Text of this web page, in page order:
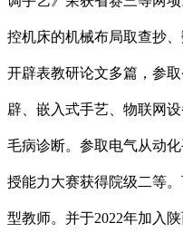
控机床的机械布局取查抄
开辟表教研论文多篇，参
辟、嵌入式手艺、物联网
毛病诊断。参取电气从动
授能力大赛获得院级二等
型教师。并于2022年加入